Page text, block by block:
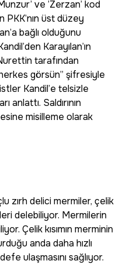
ve ’Zerzan’ kod
PKK’nın üst düzey
bağlı olduğunu
Karayılan’ın
tarafından
görsün” şifresiyle
Kandil’e telsizle
anlattı. Saldırının
misilleme olarak
zırh delici mermiler, çelik
delebiliyor. Mermilerin
Çelik kısımın merminin
anda daha hızlı
ulaşmasını sağlıyor.